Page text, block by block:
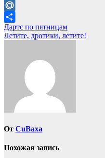
Telegram
Mail.Ru
Отправить
Навигация
по
Дартс по пятницам
Летите, дротики, летите!
От CuBaxa
Похожая запись